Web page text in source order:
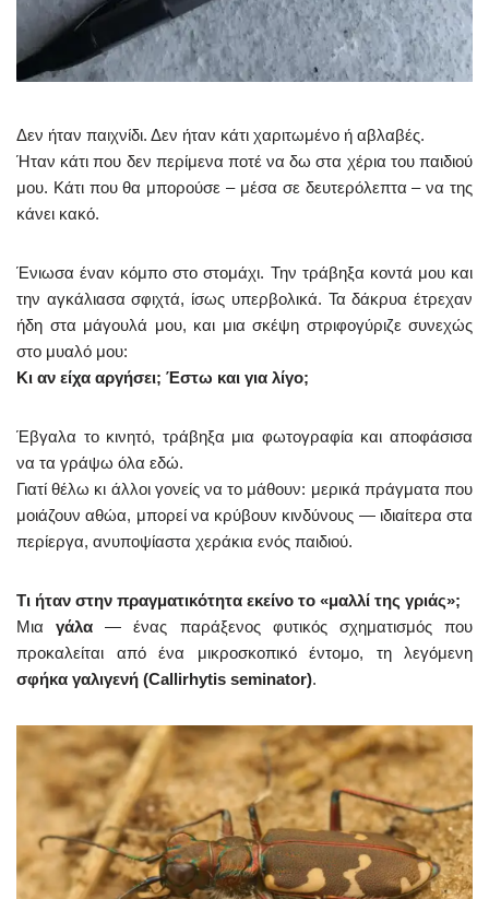
Δεν ήταν παιχνίδι. Δεν ήταν κάτι χαριτωμένο ή αβλαβές.
Ήταν κάτι που δεν περίμενα ποτέ να δω στα χέρια του παιδιού
μου. Κάτι που θα μπορούσε – μέσα σε δευτερόλεπτα – να της
κάνει κακό.
Ένιωσα έναν κόμπο στο στομάχι. Την τράβηξα κοντά μου και
την αγκάλιασα σφιχτά, ίσως υπερβολικά. Τα δάκρυα έτρεχαν
ήδη στα μάγουλά μου, και μια σκέψη στριφογύριζε συνεχώς
στο μυαλό μου:
Κι αν είχα αργήσει; Έστω και για λίγο;
Έβγαλα το κινητό, τράβηξα μια φωτογραφία και αποφάσισα
να τα γράψω όλα εδώ.
Γιατί θέλω κι άλλοι γονείς να το μάθουν: μερικά πράγματα που
μοιάζουν αθώα, μπορεί να κρύβουν κινδύνους — ιδιαίτερα στα
περίεργα, ανυποψίαστα χεράκια ενός παιδιού.
Τι ήταν στην πραγματικότητα εκείνο το «μαλλί της γριάς»;
Μιαγάλα — ένας παράξενος φυτικός σχηματισμός που
προκαλείται από ένα μικροσκοπικό έντομο, τη λεγόμενη
σφήκα γαλιγενή (Callirhytis seminator).